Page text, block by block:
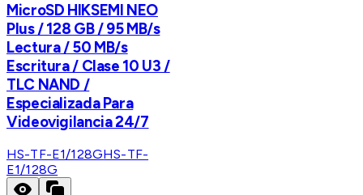
MicroSD HIKSEMI NEO
Plus / 128 GB / 95 MB/s
Lectura / 50 MB/s
Escritura / Clase 10 U3 /
TLC NAND /
Especializada Para
Videovigilancia 24/7
HS-TF-E1/128GHS-TF-
E1/128G